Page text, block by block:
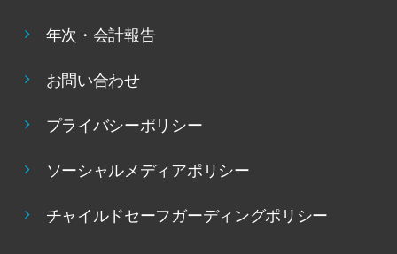
年次・会計報告
お問い合わせ
プライバシーポリシー
ソーシャルメディアポリシー
チャイルドセーフガーディングポリシー